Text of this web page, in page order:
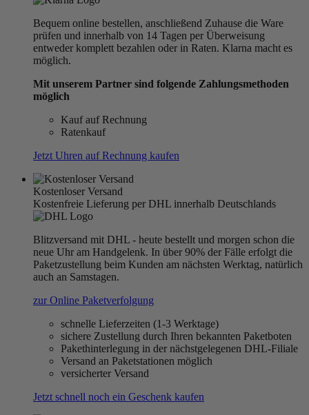
Bequem online bestellen, anschließend Zuhause die Ware
prüfen und innerhalb von 14 Tagen per Überweisung
entweder komplett bezahlen oder in Raten. Klarna macht es
möglich.
Mit unserem Partner sind folgende Zahlungsmethoden
möglich
Kauf auf Rechnung
Ratenkauf
Jetzt Uhren auf Rechnung kaufen
Kostenloser Versand
Kostenfreie Lieferung per DHL innerhalb Deutschlands
Blitzversand mit DHL - heute bestellt und morgen schon die
neue Uhr am Handgelenk. In über 90% der Fälle erfolgt die
Paketzustellung beim Kunden am nächsten Werktag, natürlich
auch an Samstagen.
zur Online Paketverfolgung
schnelle Lieferzeiten (1-3 Werktage)
sichere Zustellung durch Ihren bekannten Paketboten
Pakethinterlegung in der nächstgelegenen DHL-Filiale
Versand an Paketstationen möglich
versicherter Versand
Jetzt schnell noch ein Geschenk kaufen